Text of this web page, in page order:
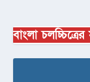
বাংলা